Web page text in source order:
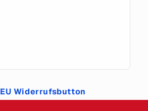
EU Widerrufsbutton